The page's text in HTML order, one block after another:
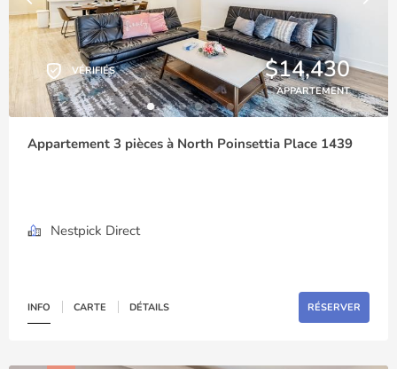
VÉRIFIÉS $14,430
APPARTEMENT
Appartement 3 pièces à North Poinsettia Place 1439
Nestpick Direct
INFO CARTE DÉTAILS RÉSERVER